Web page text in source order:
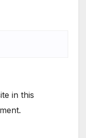
in this